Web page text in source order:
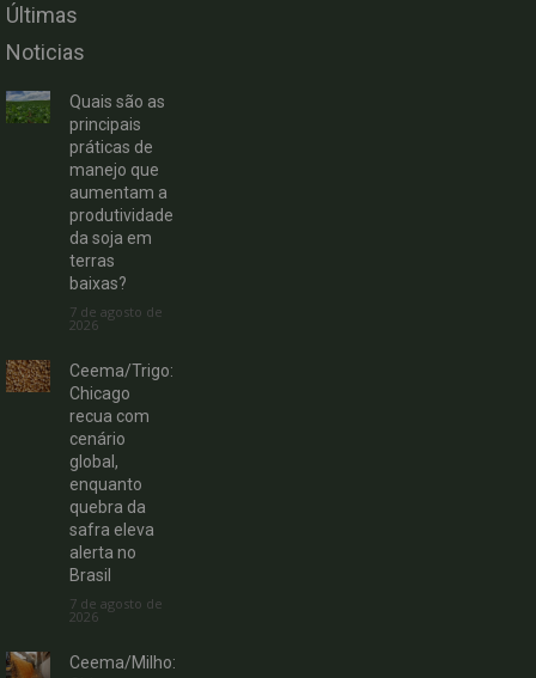
Últimas
Noticias
Quais são as
principais
práticas de
manejo que
aumentam a
produtividade
da soja em
terras
baixas?
7 de agosto de
2026
Ceema/Trigo:
Chicago
recua com
cenário
global,
enquanto
quebra da
safra eleva
alerta no
Brasil
7 de agosto de
2026
Ceema/Milho: